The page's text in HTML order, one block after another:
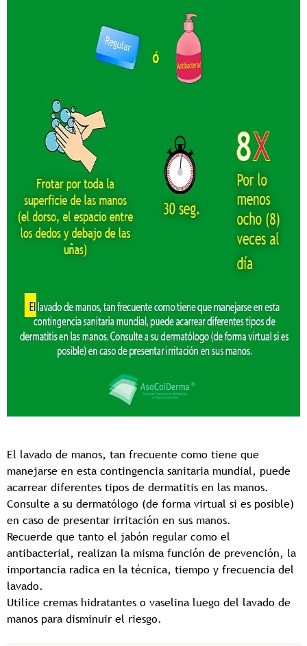
El lavado de manos, tan frecuente como tiene que
manejarse en esta contingencia sanitaria mundial, puede
acarrear diferentes tipos de dermatitis en las manos.
Consulte a su dermatólogo (de forma virtual si es posible)
en caso de presentar irritación en sus manos.
Recuerde que tanto el jabón regular como el
antibacterial, realizan la misma función de prevención, la
importancia radica en la técnica, tiempo y frecuencia del
lavado.
Utilice cremas hidratantes o vaselina luego del lavado de
manos para disminuir el riesgo.